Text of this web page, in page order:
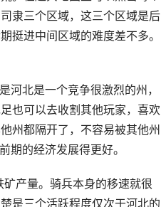
隶三个区域，这三个区域是后
挺进中间区域的难度差不多。
北是一个竞争很激烈的州，
也可以去收割其他玩家，喜欢
州都隔开了，不容易被其他州
期的经济发展得更好。
产量。骑兵本身的移速就很
是三个活跃程度仅次于河北的